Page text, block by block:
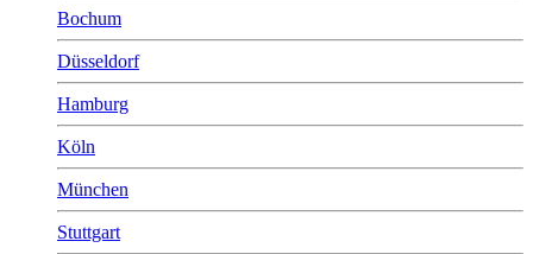
Bochum
Düsseldorf
Hamburg
Köln
München
Stuttgart